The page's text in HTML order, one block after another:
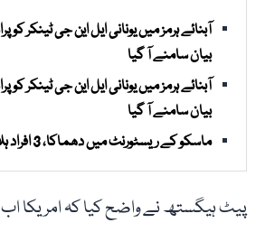
آبنائے ہرمز میں یونانی ایل این جی ٹینکر کو
بیان سامنے آ گیا
آبنائے ہرمز میں یونانی ایل این جی ٹینکر کو
بیان سامنے آ گیا
ماسکو کے ریسٹورنٹ میں دھماکا، 3 افراد ہلاک، 21 زخمی
پیٹ ہیگستھ نے واضح کیا کہ امریکا اب